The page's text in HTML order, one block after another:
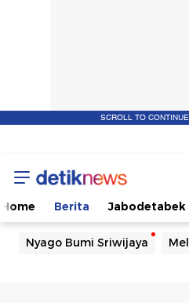
SCROLL TO
Home Berita Jabodetabek
Nyago Bumi Sriwijaya